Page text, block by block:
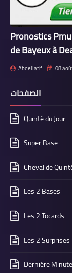
Pronostics
de Bayeux à
Abdellatif 08
الصفحات
Quinté du Jour
Super Base
Cheval de
Les 2 Bases
Les 2 Tocards
Les 2 Surprises
Derniére Minute